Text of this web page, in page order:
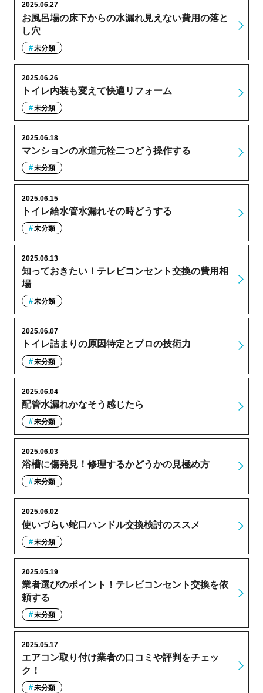
お風呂場の床下からの水漏れ見えない費用の落と
し穴
2025.06.27
未分類
トイレ内装も変えて快適リフォーム
2025.06.26
未分類
マンションの水道元栓二つどう操作する
2025.06.18
未分類
トイレ給水管水漏れその時どうする
2025.06.15
未分類
知っておきたい！テレビコンセント交換の費用相
場
2025.06.13
未分類
トイレ詰まりの原因特定とプロの技術力
2025.06.07
未分類
配管水漏れかなそう感じたら
2025.06.04
未分類
浴槽に傷発見！修理するかどうかの見極め方
2025.06.03
未分類
使いづらい蛇口ハンドル交換検討のススメ
2025.06.02
未分類
業者選びのポイント！テレビコンセント交換を依
頼する
2025.05.19
未分類
エアコン取り付け業者の口コミや評判をチェッ
ク！
2025.05.17
未分類